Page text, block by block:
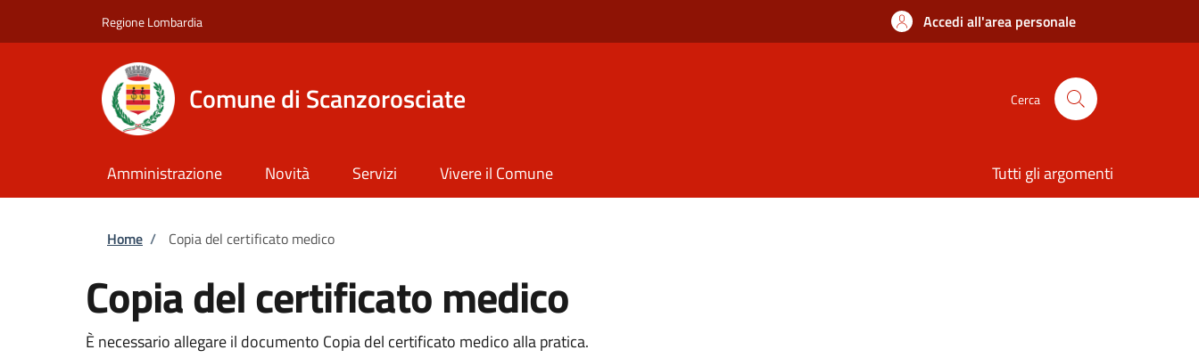
Regione Lombardia Accedi all'area personale
Comune di Scanzorosciate Cerca
Amministrazione Novità Servizi Vivere il Comune Tutti gli argomenti
Briciole di pane
Home / Copia del certificato medico
Copia del certificato medico
È necessario allegare il documento Copia del certificato medico alla pratica.